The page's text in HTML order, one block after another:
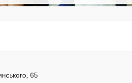
65